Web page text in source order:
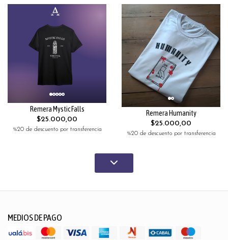
Remera Mystic Falls
$25.000,00
%20 de descuento por transferencia
Remera Humanity
$25.000,00
%20 de descuento por transferencia
MEDIOS DE PAGO